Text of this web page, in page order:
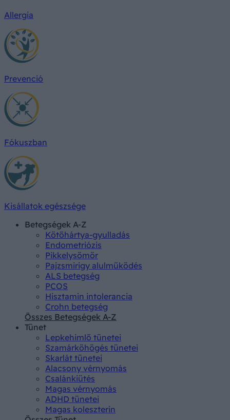
Allergia
Prevenció
Fókuszban
Kisállatok egészsége
Betegségek A-Z
Kötőhártya-gyulladás
Endometriózis
Pikkelysömör
Pajzsmirigy alulműködés
ALS betegség
PCOS
Hisztamin intolerancia
Crohn betegség
Összes Betegségek A-Z
Tünet
Lepkehimlő tünetei
Szamárköhögés tünetei
Skarlát tünetei
Alacsony vérnyomás
Csalánkiütés
Magas vérnyomás
ADHD tünetei
Magas koleszterin